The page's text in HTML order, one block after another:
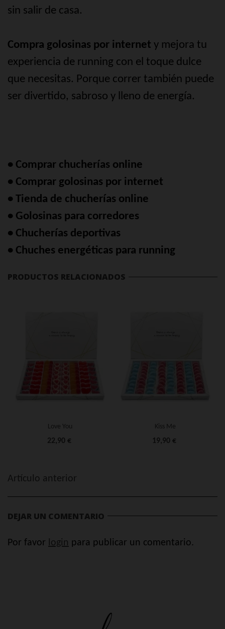
sin salir de casa.
Compra golosinas por internet y mejora tu
experiencia de running con el toque dulce
que necesitas. Porque correr también puede
ser divertido, sabroso y lleno de energía.
• Comprar chucherías online
• Comprar golosinas por internet
• Tienda de chucherías online
• Golosinas para corredores
• Chucherías deportivas
• Chuches energéticas para running
PRODUCTOS RELACIONADOS
Love You
22,90 €
Kiss Me
19,90 €
Artículo anterior
DEJAR UN COMENTARIO
Por favor login para publicar un comentario.